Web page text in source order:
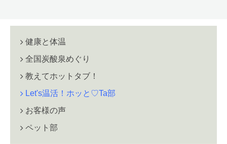
健康と体温
全国炭酸泉めぐり
教えてホットタブ！
Let's温活！ホッと♡Ta部
お客様の声
ペット部